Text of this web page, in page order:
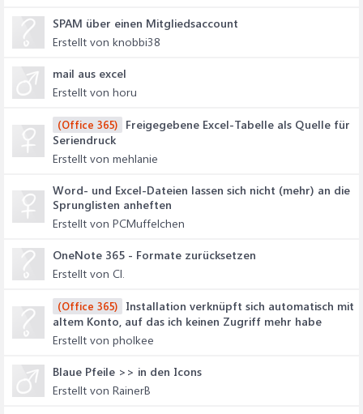
SPAM über einen Mitgliedsaccount
Erstellt von knobbi38
mail aus excel
Erstellt von horu
(Office 365)
Freigegebene Excel-Tabelle als Quelle für
Seriendruck
Erstellt von mehlanie
Word- und Excel-Dateien lassen sich nicht (mehr) an die
Sprunglisten anheften
Erstellt von PCMuffelchen
OneNote 365 - Formate zurücksetzen
Erstellt von Cl.
(Office 365)
Installation verknüpft sich automatisch mit
altem Konto, auf das ich keinen Zugriff mehr habe
Erstellt von pholkee
Blaue Pfeile >> in den Icons
Erstellt von RainerB